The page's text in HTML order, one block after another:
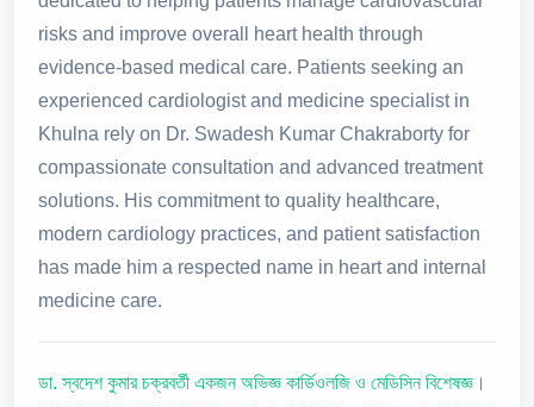
risks and improve overall heart health through
evidence-based medical care. Patients seeking an
experienced cardiologist and medicine specialist in
Khulna rely on Dr. Swadesh Kumar Chakraborty for
compassionate consultation and advanced treatment
solutions. His commitment to quality healthcare,
modern cardiology practices, and patient satisfaction
has made him a respected name in heart and internal
medicine care.
ডা. স্বদেশ কুমার চক্রবর্তী একজন অভিজ্ঞ কার্ডিওলজি ও মেডিসিন বিশেষজ্ঞ।